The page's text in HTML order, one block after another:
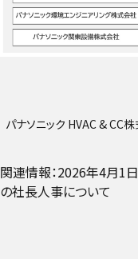
パナソニック HVAC & CC
関連情報：2026年4月1
の社長人事について